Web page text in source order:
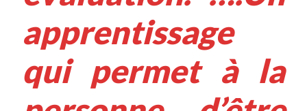
apprentissage
qui permet à la